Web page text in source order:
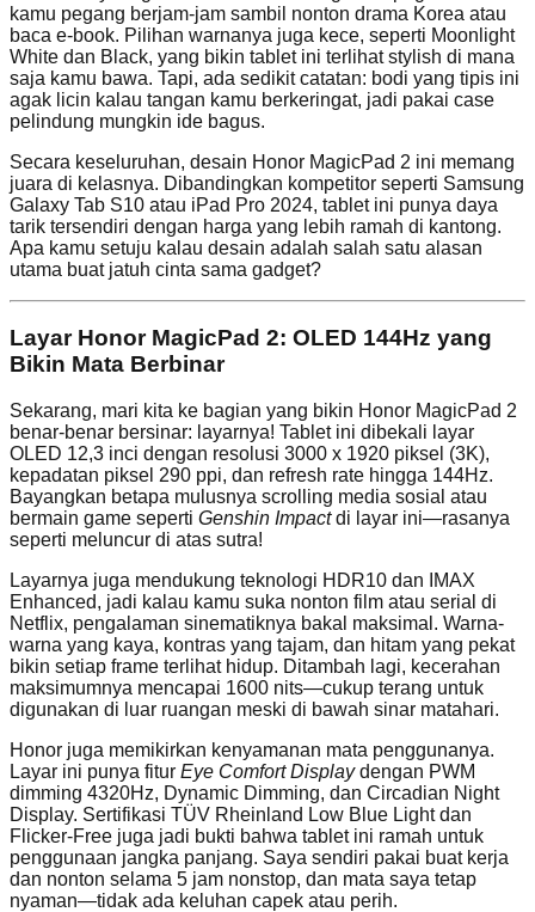
kamu pegang berjam-jam sambil nonton drama Korea atau
baca e-book. Pilihan warnanya juga kece, seperti Moonlight
White dan Black, yang bikin tablet ini terlihat stylish di mana
saja kamu bawa. Tapi, ada sedikit catatan: bodi yang tipis ini
agak licin kalau tangan kamu berkeringat, jadi pakai case
pelindung mungkin ide bagus.
Secara keseluruhan, desain Honor MagicPad 2 ini memang
juara di kelasnya. Dibandingkan kompetitor seperti Samsung
Galaxy Tab S10 atau iPad Pro 2024, tablet ini punya daya
tarik tersendiri dengan harga yang lebih ramah di kantong.
Apa kamu setuju kalau desain adalah salah satu alasan
utama buat jatuh cinta sama gadget?
Layar Honor MagicPad 2: OLED 144Hz yang
Bikin Mata Berbinar
Sekarang, mari kita ke bagian yang bikin Honor MagicPad 2
benar-benar bersinar: layarnya! Tablet ini dibekali layar
OLED 12,3 inci dengan resolusi 3000 x 1920 piksel (3K),
kepadatan piksel 290 ppi, dan refresh rate hingga 144Hz.
Bayangkan betapa mulusnya scrolling media sosial atau
bermain game seperti Genshin Impactdi layar ini—rasanya
seperti meluncur di atas sutra!
Layarnya juga mendukung teknologi HDR10 dan IMAX
Enhanced, jadi kalau kamu suka nonton film atau serial di
Netflix, pengalaman sinematiknya bakal maksimal. Warna-
warna yang kaya, kontras yang tajam, dan hitam yang pekat
bikin setiap frame terlihat hidup. Ditambah lagi, kecerahan
maksimumnya mencapai 1600 nits—cukup terang untuk
digunakan di luar ruangan meski di bawah sinar matahari.
Honor juga memikirkan kenyamanan mata penggunanya.
Layar ini punya fitur Eye Comfort Displaydengan PWM
dimming 4320Hz, Dynamic Dimming, dan Circadian Night
Display. Sertifikasi TÜV Rheinland Low Blue Light dan
Flicker-Free juga jadi bukti bahwa tablet ini ramah untuk
penggunaan jangka panjang. Saya sendiri pakai buat kerja
dan nonton selama 5 jam nonstop, dan mata saya tetap
nyaman—tidak ada keluhan capek atau perih.